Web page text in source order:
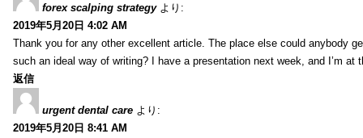
forex scalping strategy より:
2019年5月20日 4:02 AM
Thank you for any other excellent article. The place else could anybody
such an ideal way of writing? I have a presentation next week, and I’m at
返信
urgent dental care より:
2019年5月20日 8:41 AM